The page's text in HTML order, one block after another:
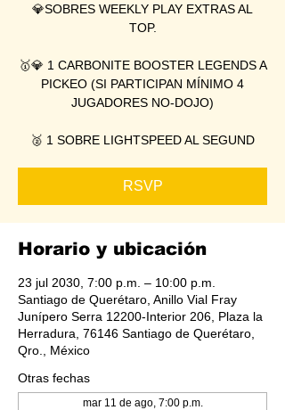
💎SOBRES WEEKLY PLAY EXTRAS AL
TOP.
🥇💎 1 CARBONITE BOOSTER LEGENDS A
PICKEO (SI PARTICIPAN MÍNIMO 4
JUGADORES NO-DOJO)
🥈 1 SOBRE LIGHTSPEED AL SEGUND
RSVP
Horario y ubicación
23 jul 2030, 7:00 p.m. – 10:00 p.m.
Santiago de Querétaro, Anillo Vial Fray
Junípero Serra 12200-Interior 206, Plaza la
Herradura, 76146 Santiago de Querétaro,
Qro., México
Otras fechas
mar 11 de ago, 7:00 p.m.